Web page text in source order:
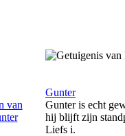
Gunter
Gunter is echt
hij blijft zijn
Liefs i.